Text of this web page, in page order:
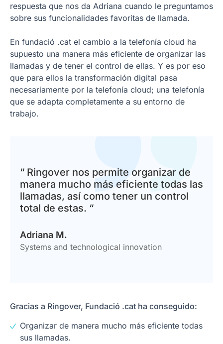
respuesta que nos da Adriana cuando le preguntamos
sobre sus funcionalidades favoritas de llamada.
En fundació .cat el cambio a la telefonía cloud ha
supuesto una manera más eficiente de organizar las
llamadas y de tener el control de ellas. Y es por eso
que para ellos la transformación digital pasa
necesariamente por la telefonía cloud; una telefonía
que se adapta completamente a su entorno de
trabajo.
“ Ringover nos permite organizar de
manera mucho más eficiente todas las
llamadas, así como tener un control
total de estas. “
Adriana M.
Systems and technological innovation
Gracias a Ringover, Fundació .cat ha conseguido:
Organizar de manera mucho más eficiente todas
sus llamadas.